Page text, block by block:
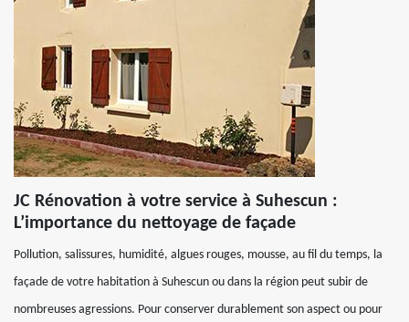
JC Rénovation à votre service à Suhescun :
L’importance du nettoyage de façade
Pollution, salissures, humidité, algues rouges, mousse, au fil du temps, la
façade de votre habitation à Suhescun ou dans la région peut subir de
nombreuses agressions. Pour conserver durablement son aspect ou pour